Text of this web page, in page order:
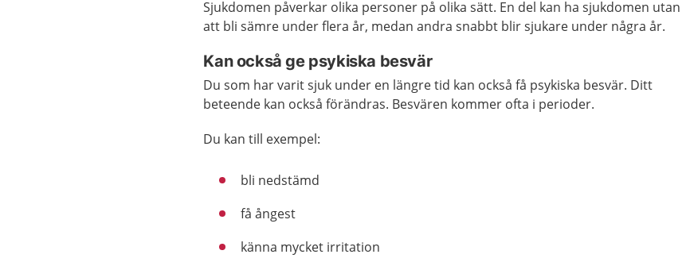
Sjukdomen påverkar olika personer på olika sätt. En del kan ha sjukdomen utan
att bli sämre under flera år, medan andra snabbt blir sjukare under några år.
Kan också ge psykiska besvär
Du som har varit sjuk under en längre tid kan också få psykiska besvär. Ditt
beteende kan också förändras. Besvären kommer ofta i perioder.
Du kan till exempel:
bli nedstämd
få ångest
känna mycket irritation